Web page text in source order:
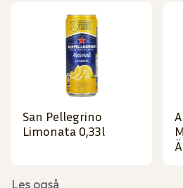
San Pellegrino
Limonata 0,33l
Les også